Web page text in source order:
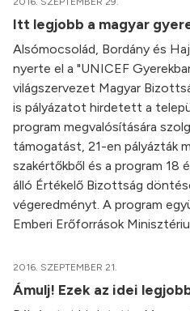
Itt legjobb a magyar
Alsómocsolád, Bordány és
nyerte el a "UNICEF
világszervezet Magyar
is pályázatot hirdetett a
program megvalósítására
támogatást, 21-en pályázták
szakértőkből és a program 18
álló Értékelő Bizottság
végeredményt. A program
Emberi Erőforrások
2016. SZEPTEMBER 21.
Ámulj! Ezek az idei